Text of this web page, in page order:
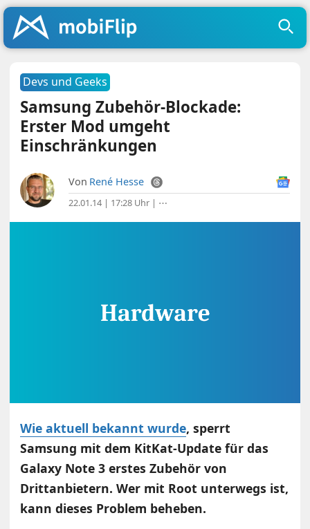
Devs und Geeks
Samsung Zubehör-Blockade:
Erster Mod umgeht
Einschränkungen
Von René Hesse
22.01.14 | 17:28 Uhr | ⋯
Wie aktuell bekannt wurde, sperrt
Samsung mit dem KitKat-Update für das
Galaxy Note 3 erstes Zubehör von
Drittanbietern. Wer mit Root unterwegs ist,
kann dieses Problem beheben.